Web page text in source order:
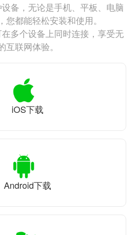
备，无论是手机、平板、电脑
您都能轻松安装和使用。
多个设备上同时连接，享受无
互联网体验。
iOS下载
Android下载